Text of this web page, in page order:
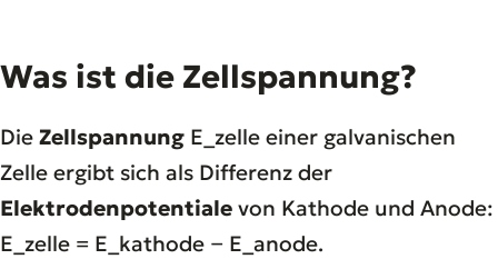
Was ist die Zellspannung?
Die Zellspannung E_zelle einer galvanischen
Zelle ergibt sich als Differenz der
Elektrodenpotentiale von Kathode und Anode:
E_zelle = E_kathode − E_anode.